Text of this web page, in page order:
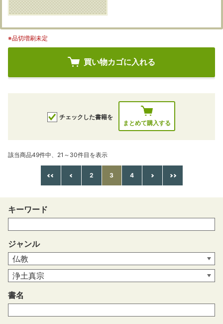
※品切増刷未定
買い物カゴに入れる
チェックした書籍を
まとめて購入する
該当商品49件中、21～30件目を表示
2 3 4
キーワード
ジャンル
書名